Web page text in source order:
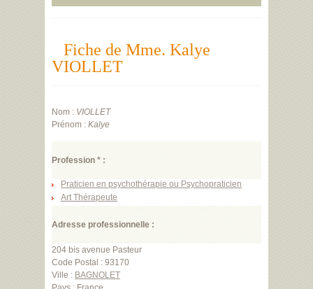
Fiche de Mme. Kalye
VIOLLET
Nom : VIOLLET
Prénom : Kalye
Profession * :
Praticien en psychothérapie ou Psychopraticien
Art Thérapeute
Adresse professionnelle :
204 bis avenue Pasteur
Code Postal : 93170
Ville : BAGNOLET